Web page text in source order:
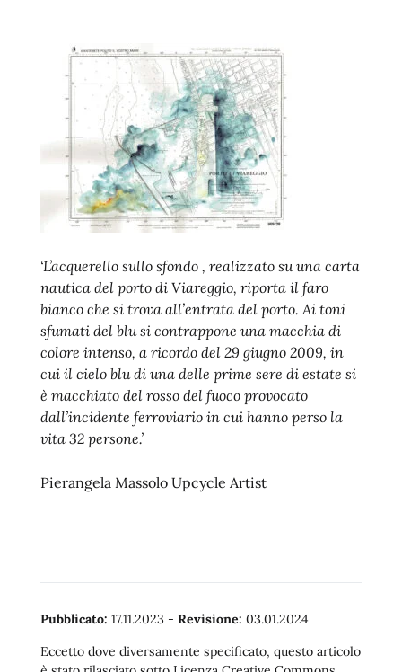
‘L’acquerello sullo sfondo , realizzato su una carta
nautica del porto di Viareggio, riporta il faro
bianco che si trova all’entrata del porto. Ai toni
sfumati del blu si contrappone una macchia di
colore intenso, a ricordo del 29 giugno 2009, in
cui il cielo blu di una delle prime sere di estate si
è macchiato del rosso del fuoco provocato
dall’incidente ferroviario in cui hanno perso la
vita 32 persone.’
Pierangela Massolo Upcycle Artist
Pubblicato: 17.11.2023 - Revisione: 03.01.2024
Eccetto dove diversamente specificato, questo articolo